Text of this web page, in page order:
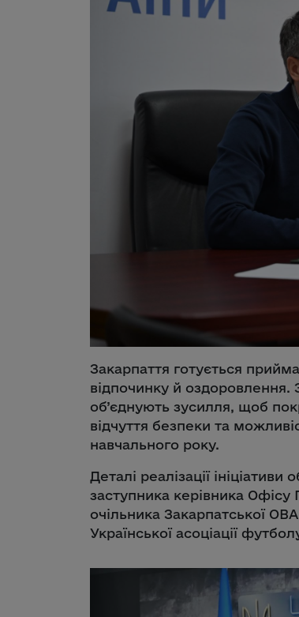
Закарпаття готується
відпочинку й
об’єднують зусилля, щоб
відчуття безпеки та
навчального року.
Деталі реалізації
заступника керівника
очільника Закарпатської
Української асоціації